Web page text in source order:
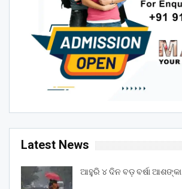
Latest News
ଆହୁରି ୪ ଦିନ ବଡ଼ ବର୍ଷା ଆଶଙ୍କା